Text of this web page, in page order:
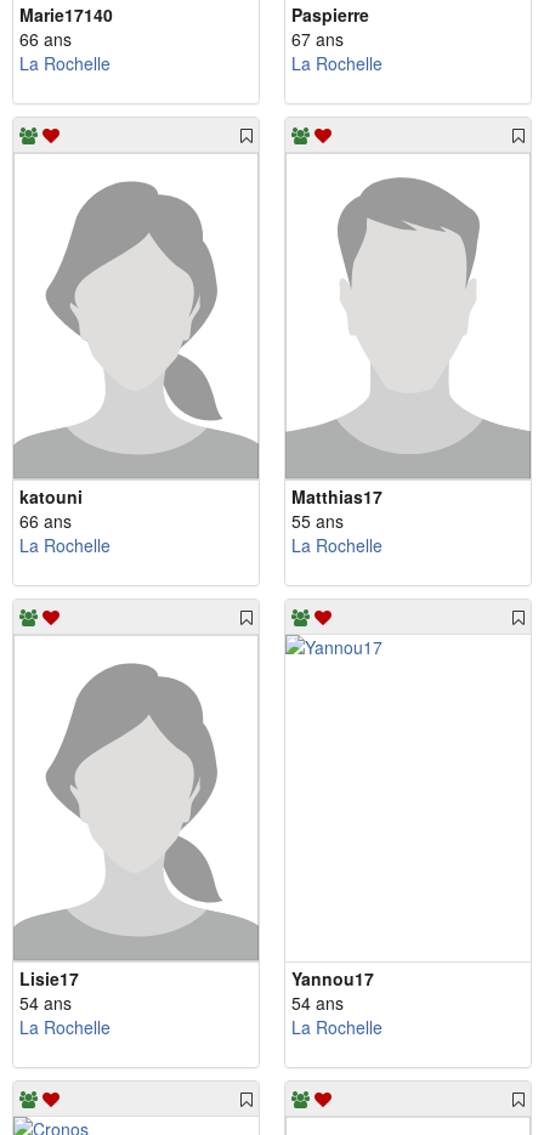
Marie17140
66 ans
La Rochelle
Paspierre
67 ans
La Rochelle
katouni
66 ans
La Rochelle
Matthias17
55 ans
La Rochelle
Lisie17
54 ans
La Rochelle
Yannou17
54 ans
La Rochelle